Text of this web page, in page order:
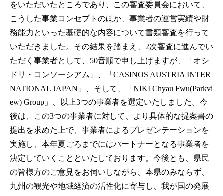
をいただいたところであり、この審査委員会において、
こうした事業コンセプトのほか、事業者の運営実績や財
務能力といった基礎的な内容について書類審査を行って
いただきました。その結果を踏まえ、2次審査に進んでい
ただく事業者として、50音順で申し上げますが、「オシ
ドリ・コンソーシアム」、「CASINOS AUSTRIA INTER
NATIONAL JAPAN」、そして、「NIKI Chyau Fwu(Parkvi
ew) Group」、以上3つの事業者を選定いたしました。今
後は、この3つの事業者に対して、より具体的な提案書の
提出を求めた上で、事業者によるプレゼンテーションを
実施し、本年夏ごろまでにはパートナーとなる事業者を
決定していくことといたしております。今後とも、県民
の皆様方のご意見をお伺いしながら、本県のみならず、
九州の観光や地域経済の活性化に寄与し、我が国の発展